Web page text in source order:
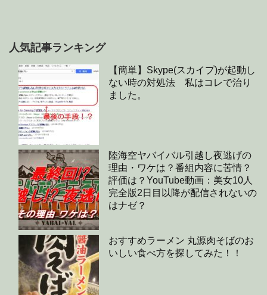
人気記事ランキング
【簡単】Skype(スカイプ)が起動し
ない時の対処法 私はコレで治り
ました。
陸海空ヤバイバル引越し夜逃げの
理由・ワケは？番組内容に苦情？
評価は？YouTube動画：美女10人
完全版2日目以降が配信されないの
はナゼ？
おすすめラーメン 丸源肉そばのお
いしい食べ方を探してみた！！